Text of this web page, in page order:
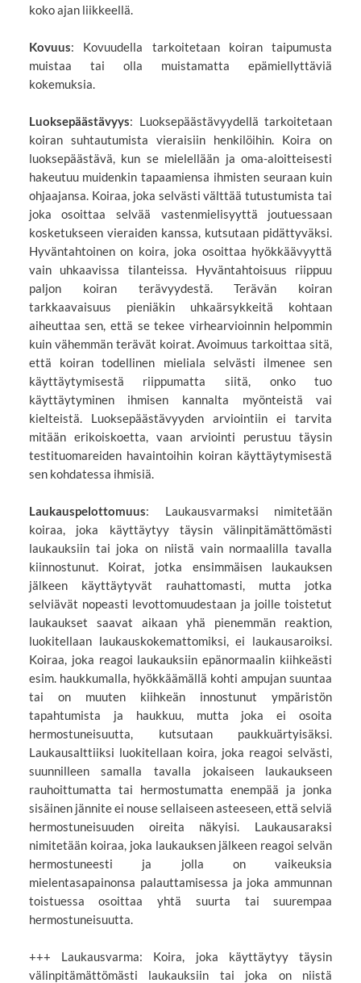
koko ajan liikkeellä.
Kovuus: Kovuudella tarkoitetaan koiran taipumusta
muistaa tai olla muistamatta epämiellyttäviä
kokemuksia.
Luoksepäästävyys: Luoksepäästävyydellä tarkoitetaan
koiran suhtautumista vieraisiin henkilöihin. Koira on
luoksepäästävä, kun se mielellään ja oma-aloitteisesti
hakeutuu muidenkin tapaamiensa ihmisten seuraan kuin
ohjaajansa. Koiraa, joka selvästi välttää tutustumista tai
joka osoittaa selvää vastenmielisyyttä joutuessaan
kosketukseen vieraiden kanssa, kutsutaan pidättyväksi.
Hyväntahtoinen on koira, joka osoittaa hyökkäävyyttä
vain uhkaavissa tilanteissa. Hyväntahtoisuus riippuu
paljon koiran terävyydestä. Terävän koiran
tarkkaavaisuus pieniäkin uhkaärsykkeitä kohtaan
aiheuttaa sen, että se tekee virhearvioinnin helpommin
kuin vähemmän terävät koirat. Avoimuus tarkoittaa sitä,
että koiran todellinen mieliala selvästi ilmenee sen
käyttäytymisestä riippumatta siitä, onko tuo
käyttäytyminen ihmisen kannalta myönteistä vai
kielteistä. Luoksepäästävyyden arviointiin ei tarvita
mitään erikoiskoetta, vaan arviointi perustuu täysin
testituomareiden havaintoihin koiran käyttäytymisestä
sen kohdatessa ihmisiä.
Laukauspelottomuus: Laukausvarmaksi nimitetään
koiraa, joka käyttäytyy täysin välinpitämättömästi
laukauksiin tai joka on niistä vain normaalilla tavalla
kiinnostunut. Koirat, jotka ensimmäisen laukauksen
jälkeen käyttäytyvät rauhattomasti, mutta jotka
selviävät nopeasti levottomuudestaan ja joille toistetut
laukaukset saavat aikaan yhä pienemmän reaktion,
luokitellaan laukauskokemattomiksi, ei laukausaroiksi.
Koiraa, joka reagoi laukauksiin epänormaalin kiihkeästi
esim. haukkumalla, hyökkäämällä kohti ampujan suuntaa
tai on muuten kiihkeän innostunut ympäristön
tapahtumista ja haukkuu, mutta joka ei osoita
hermostuneisuutta, kutsutaan paukkuärtyisäksi.
Laukausalttiiksi luokitellaan koira, joka reagoi selvästi,
suunnilleen samalla tavalla jokaiseen laukaukseen
rauhoittumatta tai hermostumatta enempää ja jonka
sisäinen jännite ei nouse sellaiseen asteeseen, että selviä
hermostuneisuuden oireita näkyisi. Laukausaraksi
nimitetään koiraa, joka laukauksen jälkeen reagoi selvän
hermostuneesti ja jolla on vaikeuksia
mielentasapainonsa palauttamisessa ja joka ammunnan
toistuessa osoittaa yhtä suurta tai suurempaa
hermostuneisuutta.
+++ Laukausvarma: Koira, joka käyttäytyy täysin
välinpitämättömästi laukauksiin tai joka on niistä